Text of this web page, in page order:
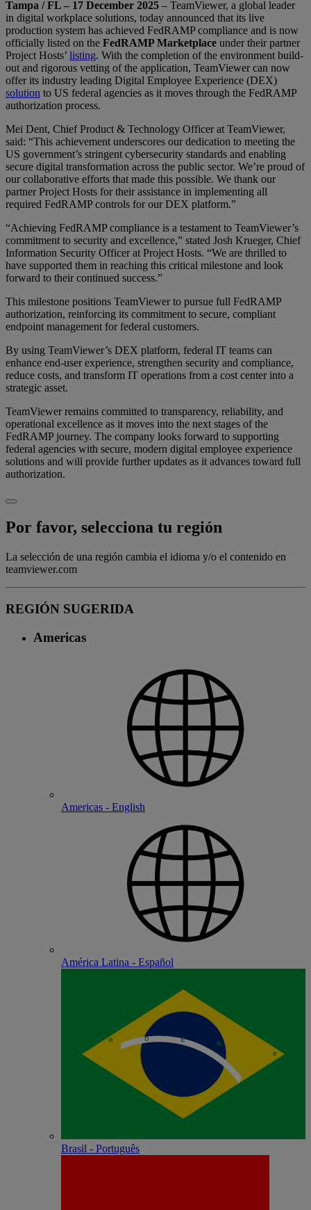
Tampa / FL – 17 December 2025 – TeamViewer, a global leader
in digital workplace solutions, today announced that its live
production system has achieved FedRAMP compliance and is now
officially listed on the FedRAMP Marketplace under their partner
Project Hosts’ listing. With the completion of the environment build-
out and rigorous vetting of the application, TeamViewer can now
offer its industry leading Digital Employee Experience (DEX)
solution to US federal agencies as it moves through the FedRAMP
authorization process.
Mei Dent, Chief Product & Technology Officer at TeamViewer,
said: “This achievement underscores our dedication to meeting the
US government’s stringent cybersecurity standards and enabling
secure digital transformation across the public sector. We’re proud of
our collaborative efforts that made this possible. We thank our
partner Project Hosts for their assistance in implementing all
required FedRAMP controls for our DEX platform.”
“Achieving FedRAMP compliance is a testament to TeamViewer’s
commitment to security and excellence,” stated Josh Krueger, Chief
Information Security Officer at Project Hosts. “We are thrilled to
have supported them in reaching this critical milestone and look
forward to their continued success.”
This milestone positions TeamViewer to pursue full FedRAMP
authorization, reinforcing its commitment to secure, compliant
endpoint management for federal customers.
By using TeamViewer’s DEX platform, federal IT teams can
enhance end-user experience, strengthen security and compliance,
reduce costs, and transform IT operations from a cost center into a
strategic asset.
TeamViewer remains committed to transparency, reliability, and
operational excellence as it moves into the next stages of the
FedRAMP journey. The company looks forward to supporting
federal agencies with secure, modern digital employee experience
solutions and will provide further updates as it advances toward full
authorization.
Por favor, selecciona tu región
La selección de una región cambia el idioma y/o el contenido en
teamviewer.com
REGIÓN SUGERIDA
Americas
Americas - English
América Latina - Español
Brasil - Português